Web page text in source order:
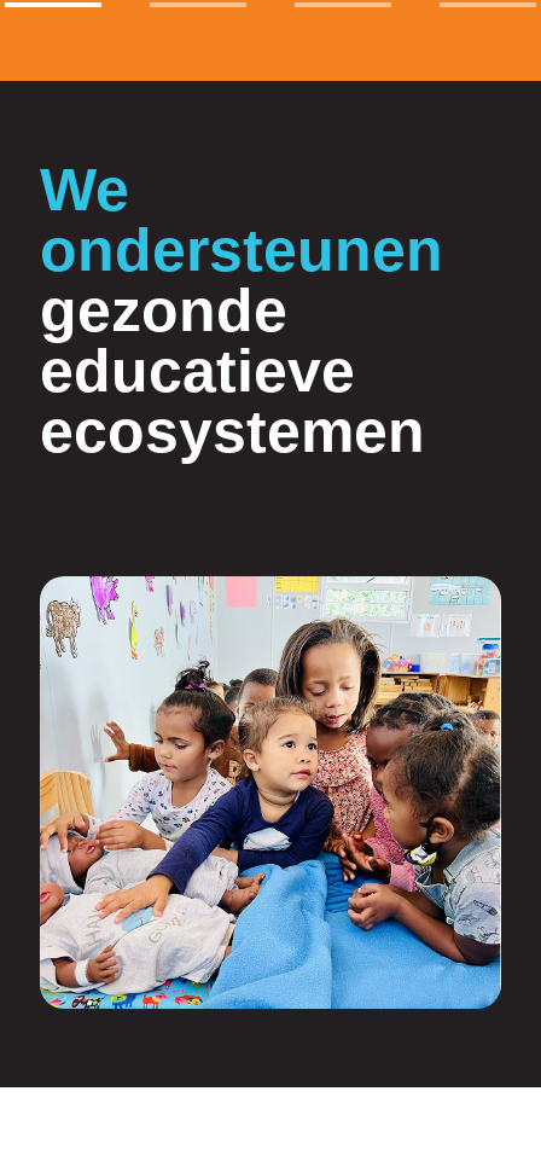
We
ondersteunen
gezonde
educatieve
ecosystemen